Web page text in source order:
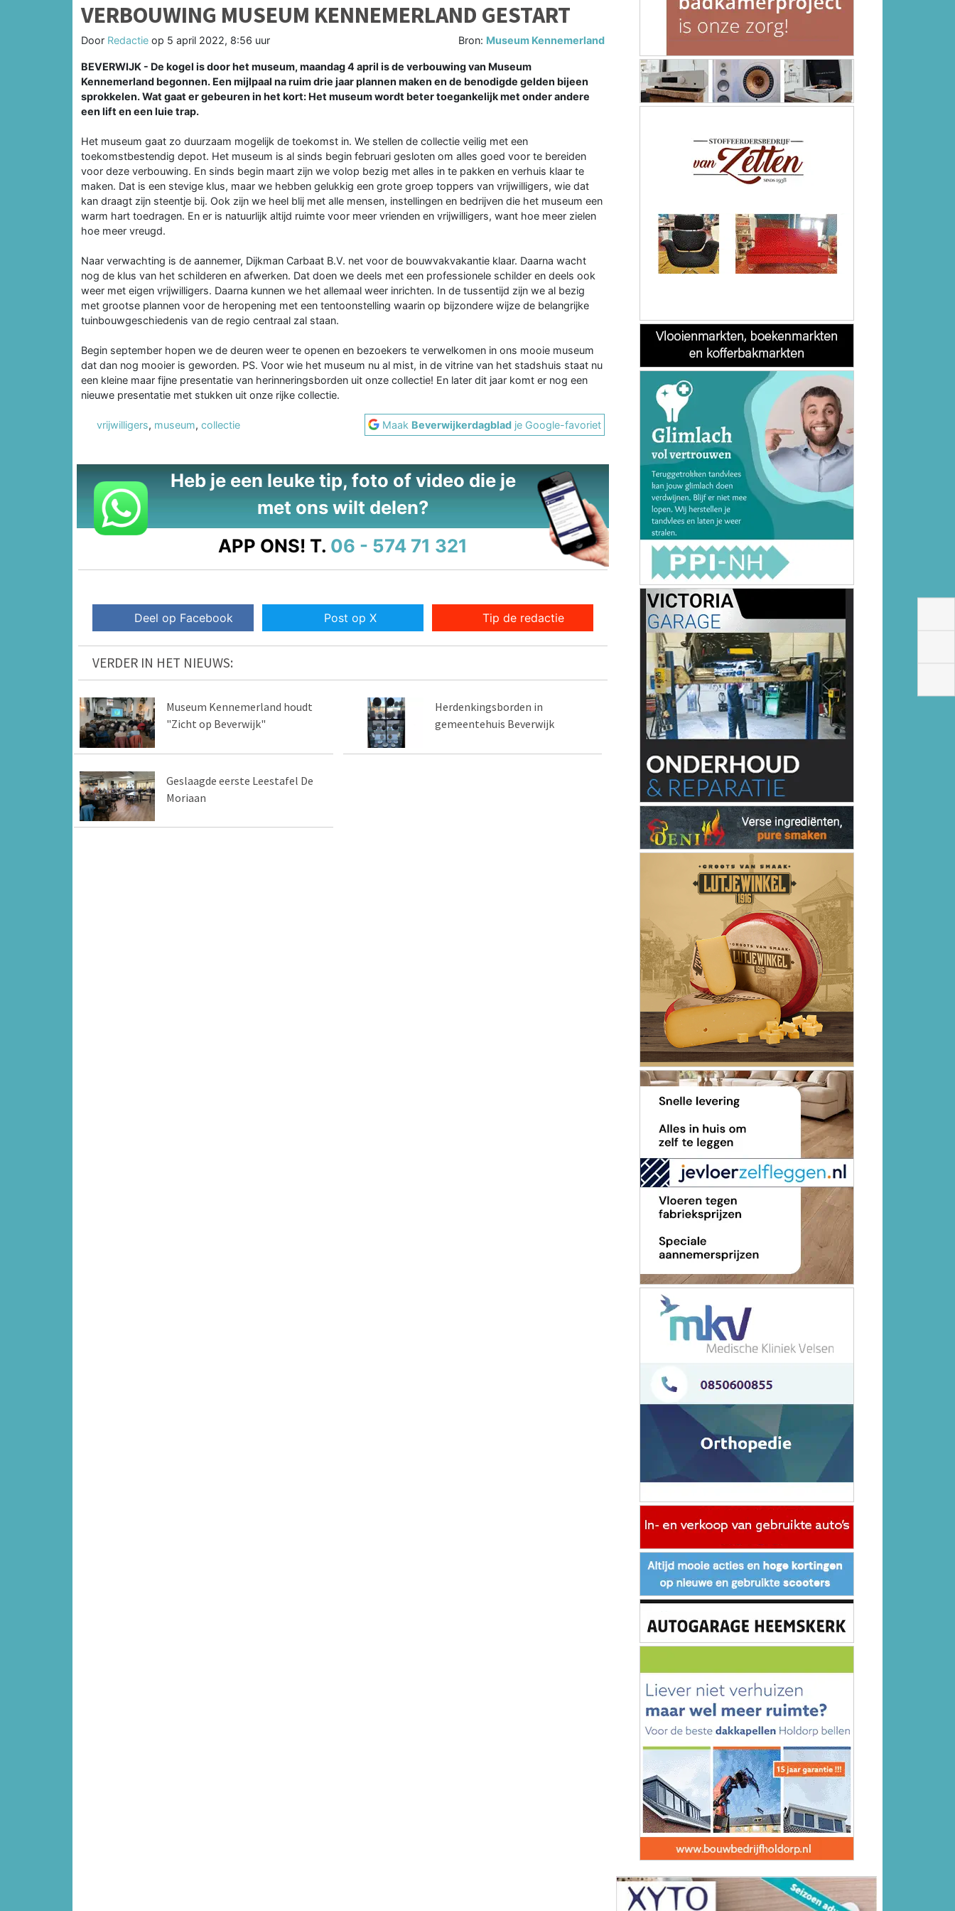
VERBOUWING MUSEUM KENNEMERLAND GESTART
Door Redactie op 5 april 2022, 8:56 uur Bron: Museum Kennemerland
BEVERWIJK - De kogel is door het museum, maandag 4 april is de verbouwing van Museum
Kennemerland begonnen. Een mijlpaal na ruim drie jaar plannen maken en de benodigde gelden bijeen
sprokkelen. Wat gaat er gebeuren in het kort: Het museum wordt beter toegankelijk met onder andere
een lift en een luie trap.
Het museum gaat zo duurzaam mogelijk de toekomst in. We stellen de collectie veilig met een
toekomstbestendig depot. Het museum is al sinds begin februari gesloten om alles goed voor te bereiden
voor deze verbouwing. En sinds begin maart zijn we volop bezig met alles in te pakken en verhuis klaar te
maken. Dat is een stevige klus, maar we hebben gelukkig een grote groep toppers van vrijwilligers, wie dat
kan draagt zijn steentje bij. Ook zijn we heel blij met alle mensen, instellingen en bedrijven die het museum een
warm hart toedragen. En er is natuurlijk altijd ruimte voor meer vrienden en vrijwilligers, want hoe meer zielen
hoe meer vreugd.
Naar verwachting is de aannemer, Dijkman Carbaat B.V. net voor de bouwvakvakantie klaar. Daarna wacht
nog de klus van het schilderen en afwerken. Dat doen we deels met een professionele schilder en deels ook
weer met eigen vrijwilligers. Daarna kunnen we het allemaal weer inrichten. In de tussentijd zijn we al bezig
met grootse plannen voor de heropening met een tentoonstelling waarin op bijzondere wijze de belangrijke
tuinbouwgeschiedenis van de regio centraal zal staan.
Begin september hopen we de deuren weer te openen en bezoekers te verwelkomen in ons mooie museum
dat dan nog mooier is geworden. PS. Voor wie het museum nu al mist, in de vitrine van het stadshuis staat nu
een kleine maar fijne presentatie van herinneringsborden uit onze collectie! En later dit jaar komt er nog een
nieuwe presentatie met stukken uit onze rijke collectie.
vrijwilligers, museum, collectie Maak Beverwijkerdagblad je Google-favoriet
Heb je een leuke tip, foto of video die je
met ons wilt delen?
APP ONS! T. 06 - 574 71 321
Deel op Facebook Post op X Tip de redactie
VERDER IN HET NIEUWS:
Museum Kennemerland houdt
"Zicht op Beverwijk"
Herdenkingsborden in
gemeentehuis Beverwijk
Geslaagde eerste Leestafel De
Moriaan